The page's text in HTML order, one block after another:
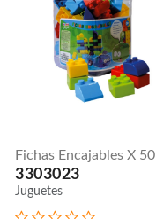
Fichas Encajables X 50
3303023
Juguetes